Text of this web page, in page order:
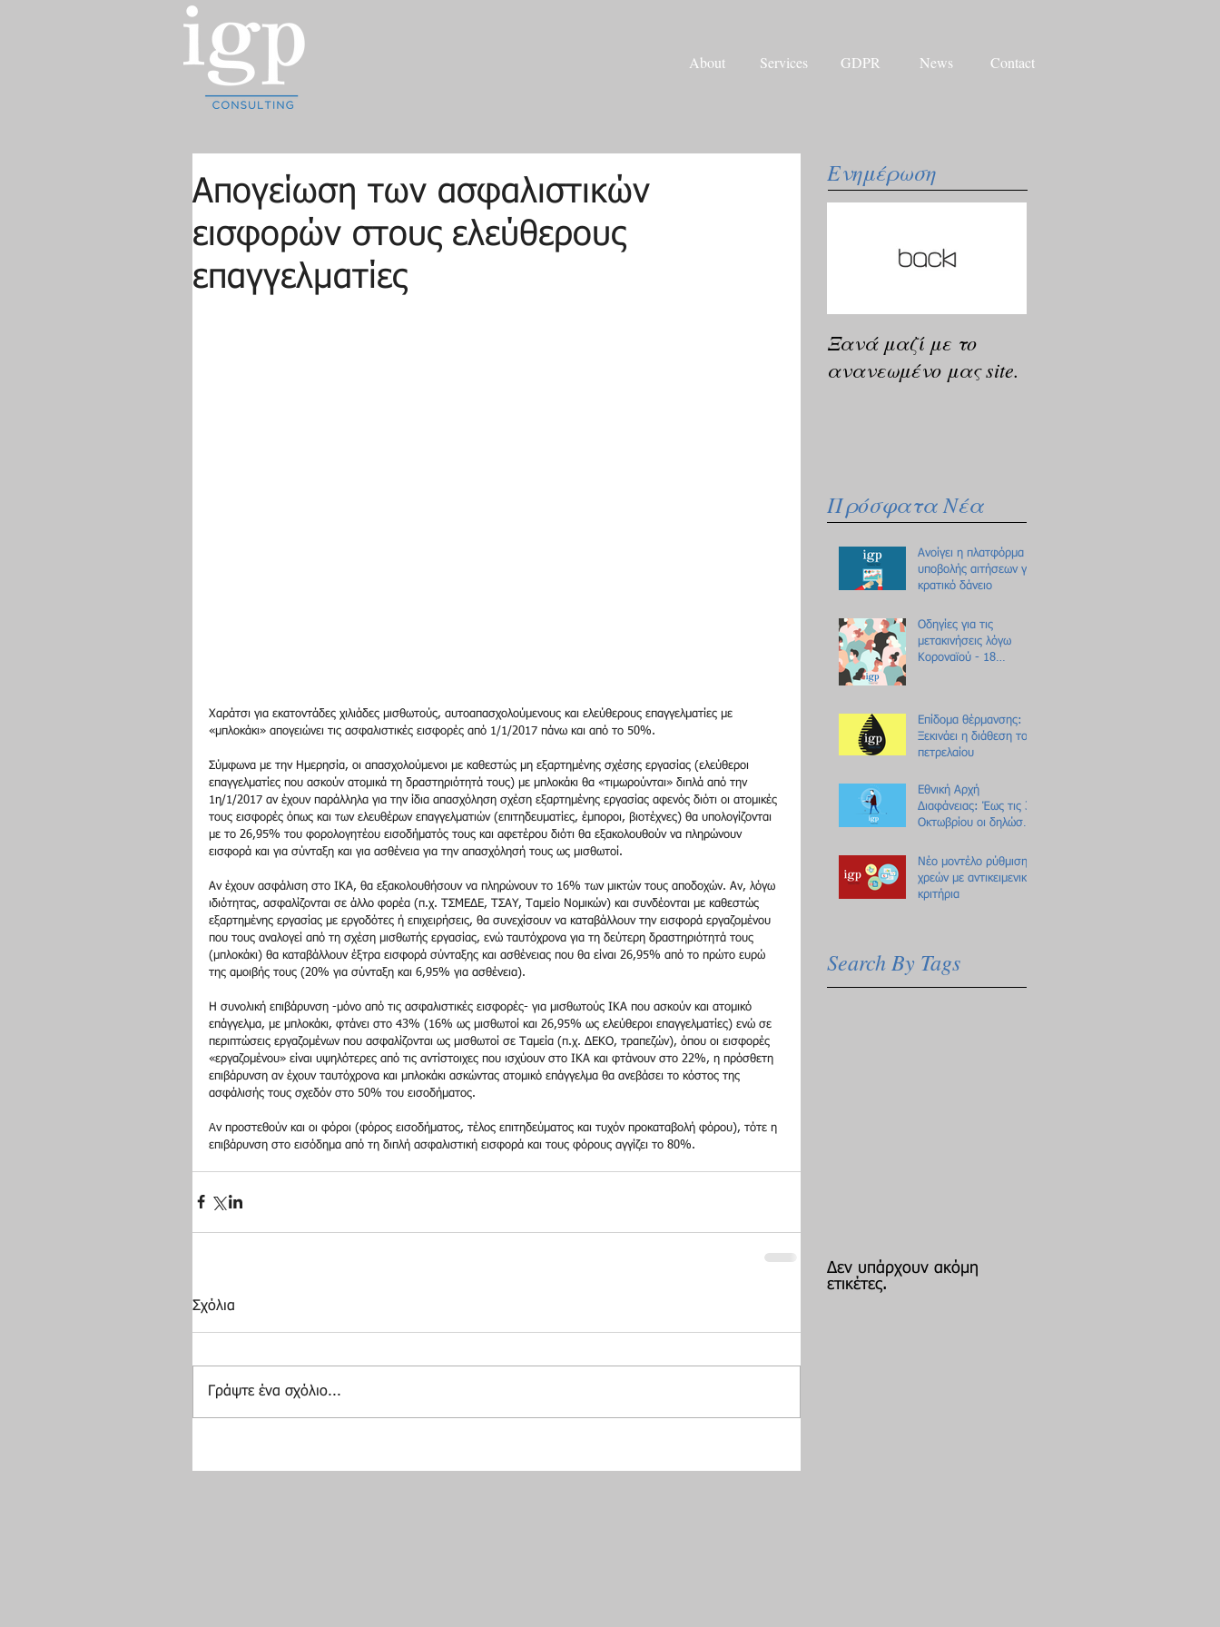
Απογείωση των ασφαλιστικών
εισφορών στους ελεύθερους
επαγγελματίες
Χαράτσι για εκατοντάδες χιλιάδες μισθωτούς, αυτοαπασχολούμενους και ελεύθερους επαγγελματίες με
«μπλοκάκι» απογειώνει τις ασφαλιστικές εισφορές από 1/1/2017 πάνω και από το 50%.
Σύμφωνα με την Ημερησία, οι απασχολούμενοι με καθεστώς μη εξαρτημένης σχέσης εργασίας (ελεύθεροι
επαγγελματίες που ασκούν ατομικά τη δραστηριότητά τους) με μπλοκάκι θα «τιμωρούνται» διπλά από την
1η/1/2017 αν έχουν παράλληλα για την ίδια απασχόληση σχέση εξαρτημένης εργασίας αφενός διότι οι ατομικές
τους εισφορές όπως και των ελευθέρων επαγγελματιών (επιτηδευματίες, έμποροι, βιοτέχνες) θα υπολογίζονται
με το 26,95% του φορολογητέου εισοδήματός τους και αφετέρου διότι θα εξακολουθούν να πληρώνουν
εισφορά και για σύνταξη και για ασθένεια για την απασχόλησή τους ως μισθωτοί.
Αν έχουν ασφάλιση στο ΙΚΑ, θα εξακολουθήσουν να πληρώνουν το 16% των μικτών τους αποδοχών. Αν, λόγω
ιδιότητας, ασφαλίζονται σε άλλο φορέα (π.χ. ΤΣΜΕΔΕ, ΤΣΑΥ, Ταμείο Νομικών) και συνδέονται με καθεστώς
εξαρτημένης εργασίας με εργοδότες ή επιχειρήσεις, θα συνεχίσουν να καταβάλλουν την εισφορά εργαζομένου
που τους αναλογεί από τη σχέση μισθωτής εργασίας, ενώ ταυτόχρονα για τη δεύτερη δραστηριότητά τους
(μπλοκάκι) θα καταβάλλουν έξτρα εισφορά σύνταξης και ασθένειας που θα είναι 26,95% από το πρώτο ευρώ
της αμοιβής τους (20% για σύνταξη και 6,95% για ασθένεια).
Η συνολική επιβάρυνση -μόνο από τις ασφαλιστικές εισφορές- για μισθωτούς ΙΚΑ που ασκούν και ατομικό
επάγγελμα, με μπλοκάκι, φτάνει στο 43% (16% ως μισθωτοί και 26,95% ως ελεύθεροι επαγγελματίες) ενώ σε
περιπτώσεις εργαζομένων που ασφαλίζονται ως μισθωτοί σε Ταμεία (π.χ. ΔΕΚΟ, τραπεζών), όπου οι εισφορές
«εργαζομένου» είναι υψηλότερες από τις αντίστοιχες που ισχύουν στο ΙΚΑ και φτάνουν στο 22%, η πρόσθετη
επιβάρυνση αν έχουν ταυτόχρονα και μπλοκάκι ασκώντας ατομικό επάγγελμα θα ανεβάσει το κόστος της
ασφάλισής τους σχεδόν στο 50% του εισοδήματος.
Aν προστεθούν και οι φόροι (φόρος εισοδήματος, τέλος επιτηδεύματος και τυχόν προκαταβολή φόρου), τότε η
επιβάρυνση στο εισόδημα από τη διπλή ασφαλιστική εισφορά και τους φόρους αγγίζει το 80%.
Σχόλια
Γράψτε ένα σχόλιο...
Ενημέρωση
Ξανά μαζί με το
ανανεωμένο μας site.
Πρόσφατα Νέα
Ανοίγει η πλατφόρμα
υποβολής αιτήσεων για
κρατικό δάνειο
Οδηγίες για τις
μετακινήσεις λόγω
Κοροναϊού - 18
Επίδομα θέρμανσης:
Ξεκινάει η διάθεση του
πετρελαίου
Εθνική Αρχή
Διαφάνειας: Έως τις 31
Οκτωβρίου οι δηλώσεις
Νέο μοντέλο ρύθμισης
χρεών με αντικειμενικά
κριτήρια
Search By Tags
Δεν υπάρχουν ακόμη
ετικέτες.
About Services GDPR News Contact